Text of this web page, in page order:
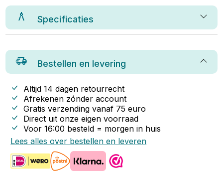
Specificaties
Bestellen en levering
Altijd 14 dagen retourrecht
Afrekenen zónder account
Gratis verzending vanaf 75 euro
Direct uit onze eigen voorraad
Voor 16:00 besteld = morgen in huis
Lees alles over bestellen en leveren